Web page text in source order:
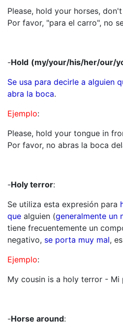
Please, hold your horses,
Por favor, "para el carro", no
-Hold (my/your/his/her/our/
Se usa para decirle a alguien
abra la boca.
Ejemplo:
Please, hold your tongue in
Por favor, no abras la boca
-Holy terror:
Se utiliza esta expresión para
que alguien (generalmente un
tiene frecuentemente un
negativo, se porta muy mal,
Ejemplo:
My cousin is a holy terror - Mi
-Horse around: